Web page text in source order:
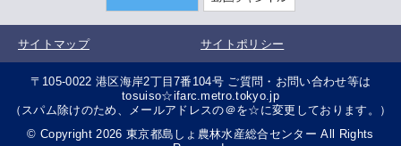
サイトマップ サイトポリシー
〒105-0022 港区海岸2丁目7番104号 ご質問・お問い合わせ等は
tosuiso☆ifarc.metro.tokyo.jp
（スパム除けのため、メールアドレスの＠を☆に変更しております。）
© Copyright 2026 東京都島しょ農林水産総合センター All Rights